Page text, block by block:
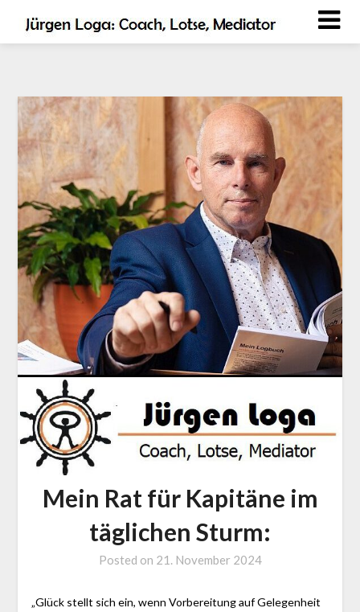
Mein Rat für Kapitäne im
täglichen Sturm:
Posted on 21. November 2024by
LOGA,
„Glück stellt sich ein, wenn Vorbereitung auf Gelegenheit